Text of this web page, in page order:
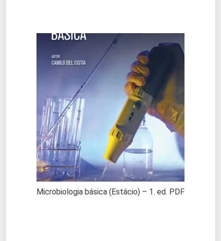
Microbiologia básica (Estácio) – 1. ed. PDF